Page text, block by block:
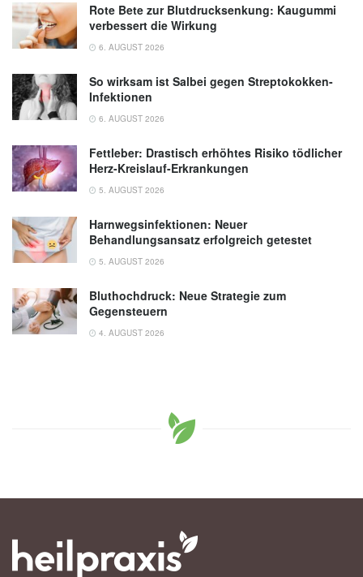
Rote Bete zur Blutdrucksenkung: Kaugummi
verbessert die Wirkung
6. AUGUST 2026
So wirksam ist Salbei gegen Streptokokken-
Infektionen
6. AUGUST 2026
Fettleber: Drastisch erhöhtes Risiko tödlicher
Herz-Kreislauf-Erkrankungen
5. AUGUST 2026
Harnwegsinfektionen: Neuer
Behandlungsansatz erfolgreich getestet
5. AUGUST 2026
Bluthochdruck: Neue Strategie zum
Gegensteuern
4. AUGUST 2026